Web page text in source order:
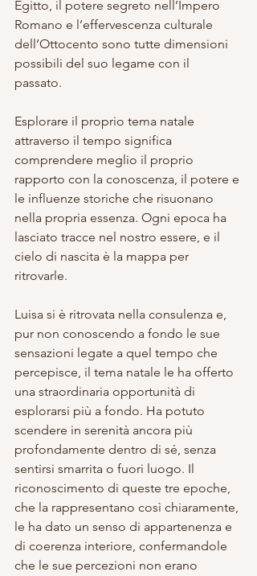
Egitto, il potere segreto nell’Impero
Romano e l’effervescenza culturale
dell’Ottocento sono tutte dimensioni
possibili del suo legame con il
passato.
Esplorare il proprio tema natale
attraverso il tempo significa
comprendere meglio il proprio
rapporto con la conoscenza, il potere e
le influenze storiche che risuonano
nella propria essenza. Ogni epoca ha
lasciato tracce nel nostro essere, e il
cielo di nascita è la mappa per
ritrovarle.
Luisa si è ritrovata nella consulenza e,
pur non conoscendo a fondo le sue
sensazioni legate a quel tempo che
percepisce, il tema natale le ha offerto
una straordinaria opportunità di
esplorarsi più a fondo. Ha potuto
scendere in serenità ancora più
profondamente dentro di sé, senza
sentirsi smarrita o fuori luogo. Il
riconoscimento di queste tre epoche,
che la rappresentano così chiaramente,
le ha dato un senso di appartenenza e
di coerenza interiore, confermandole
che le sue percezioni non erano